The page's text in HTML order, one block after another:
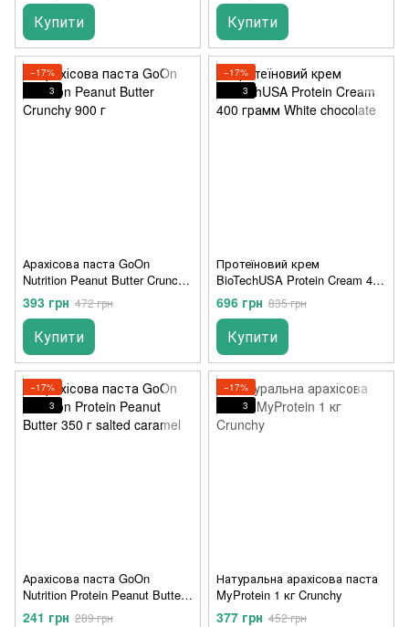
Купити Купити
−17%
3
Арахісова паста GoOn
Nutrition Peanut Butter Crunchy
900 г
393 грн 472 грн
Купити
−17%
3
Протеїновий крем
BioTechUSA Protein Cream 400
грамм White chocolate
696 грн 835 грн
Купити
−17%
3
Арахісова паста GoOn
Nutrition Protein Peanut Butter
350 г salted caramel
241 грн 289 грн
−17%
3
Натуральна арахісова паста
MyProtein 1 кг Crunchy
377 грн 452 грн